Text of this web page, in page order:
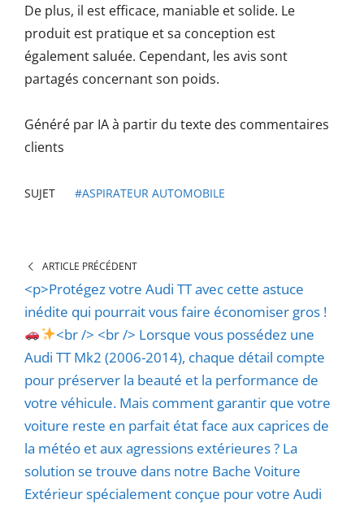
De plus, il est efficace, maniable et solide. Le
produit est pratique et sa conception est
également saluée. Cependant, les avis sont
partagés concernant son poids.
Généré par IA à partir du texte des commentaires
clients
SUJET #ASPIRATEUR AUTOMOBILE
ARTICLE PRÉCÉDENT
<p>Protégez votre Audi TT avec cette astuce
inédite qui pourrait vous faire économiser gros !
<br /> <br /> Lorsque vous possédez une
Audi TT Mk2 (2006-2014), chaque détail compte
pour préserver la beauté et la performance de
votre véhicule. Mais comment garantir que votre
voiture reste en parfait état face aux caprices de
la météo et aux agressions extérieures ? La
solution se trouve dans notre Bache Voiture
Extérieur spécialement conçue pour votre Audi